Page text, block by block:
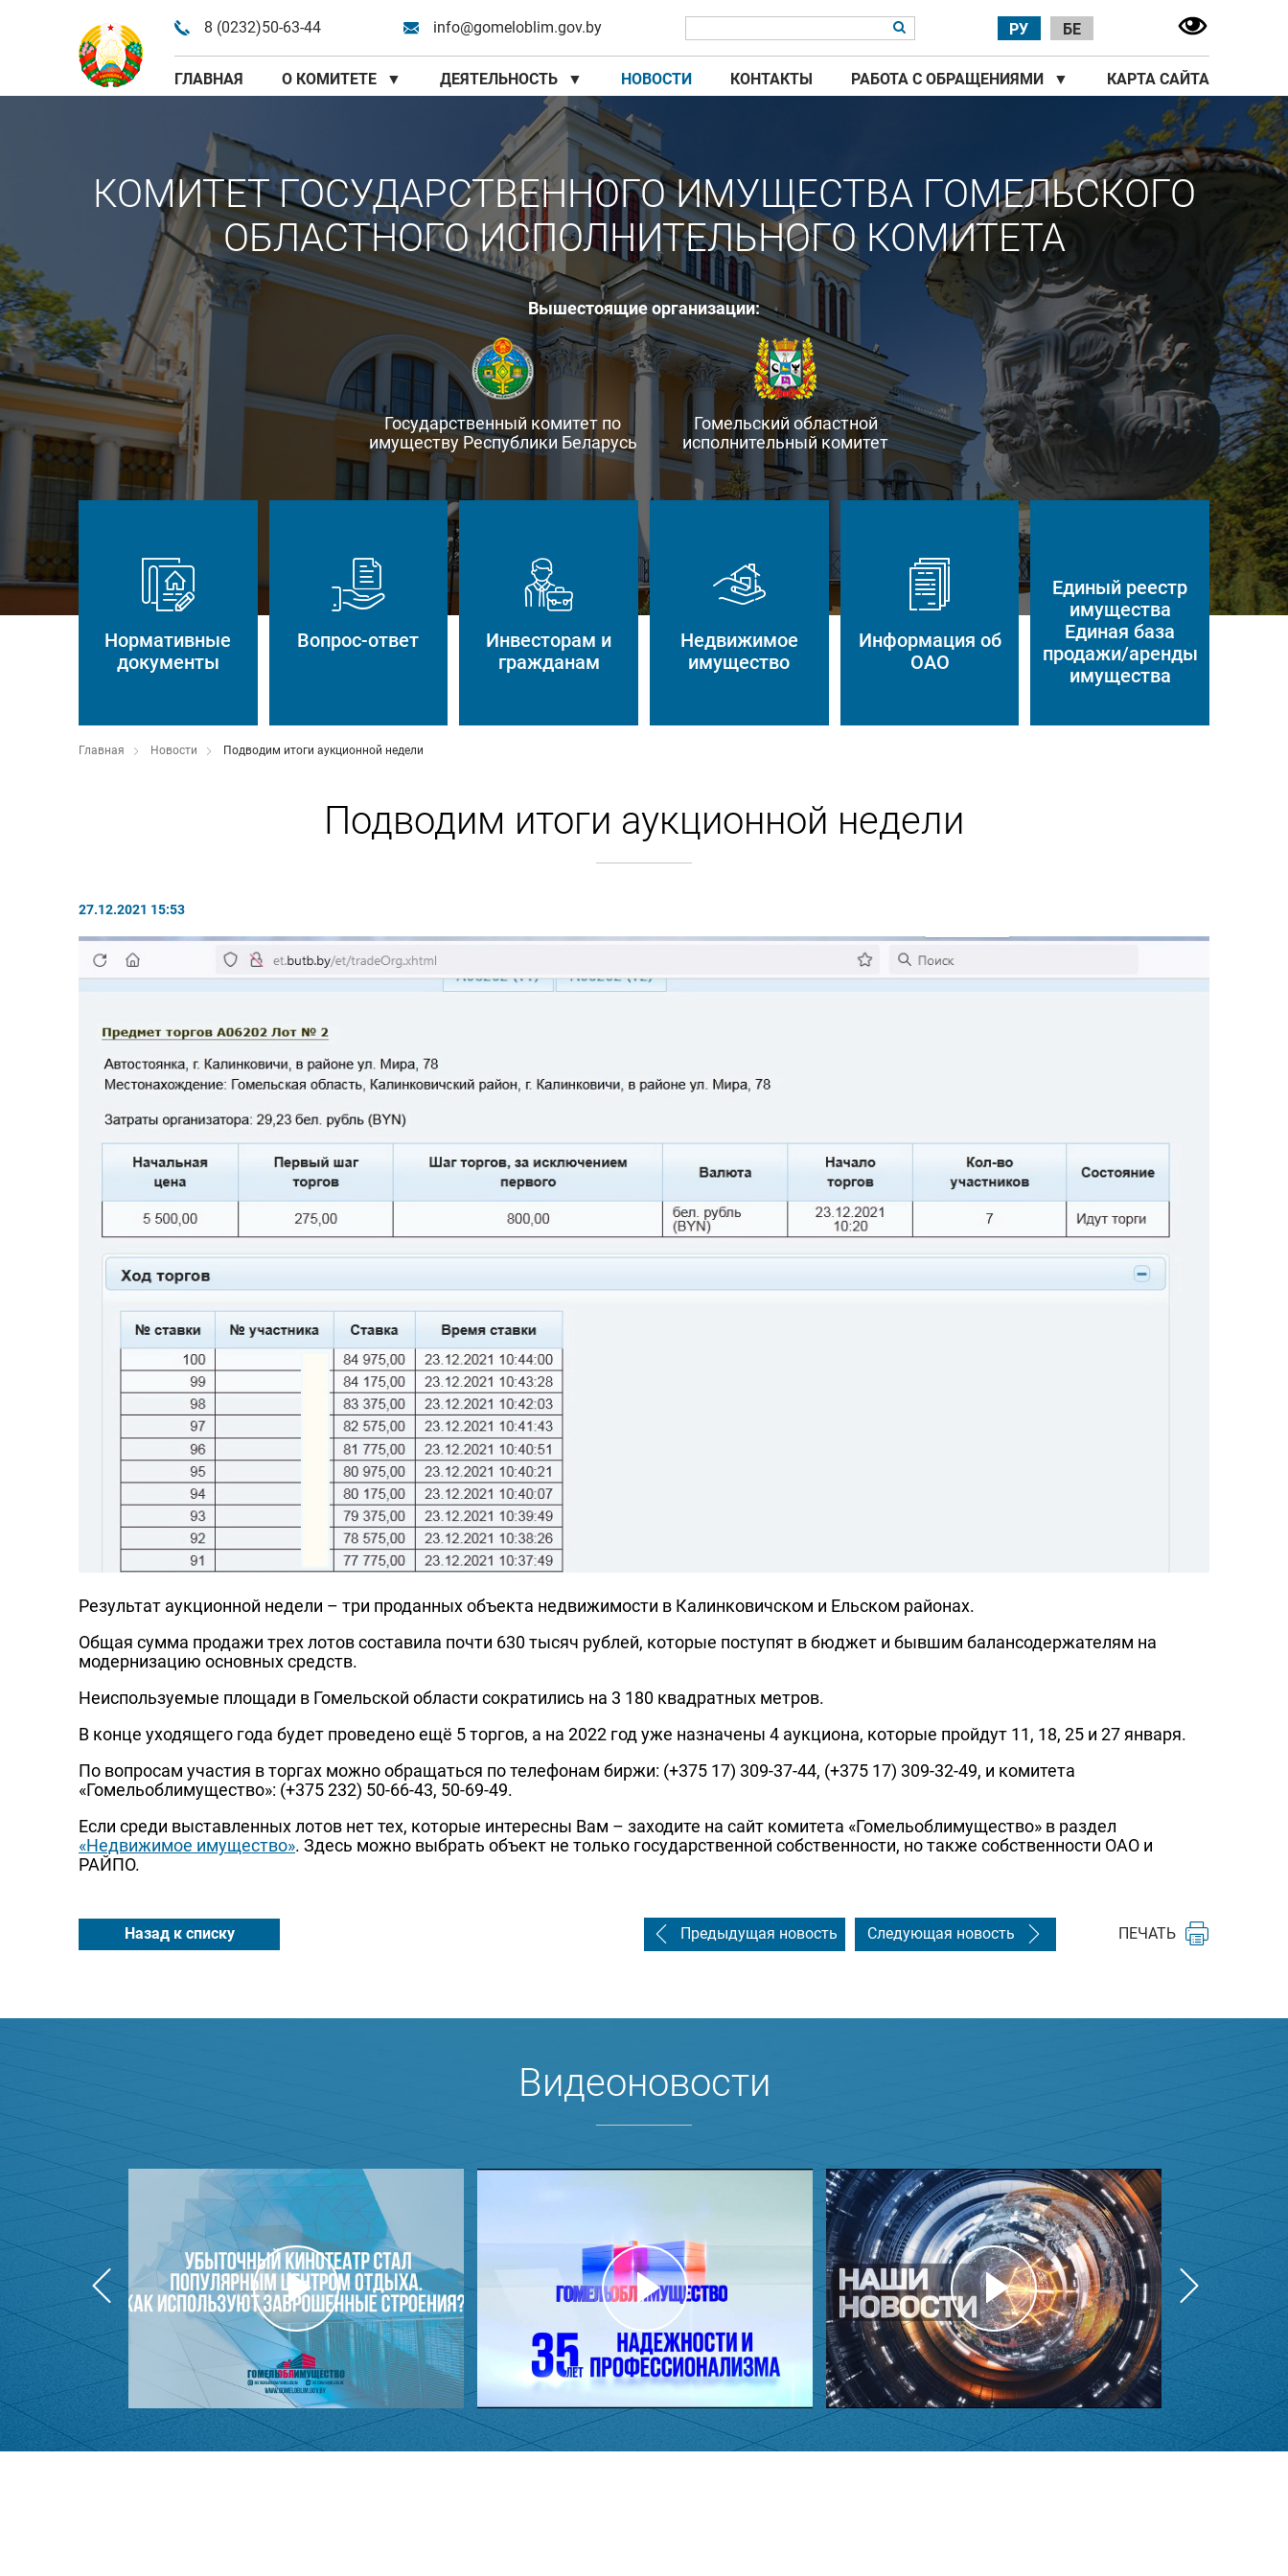
8 (0232)50-63-44 info@gomeloblim.gov.by РУ БЕ
ГЛАВНАЯ О КОМИТЕТЕ ▼ ДЕЯТЕЛЬНОСТЬ ▼ НОВОСТИ КОНТАКТЫ РАБОТА С ОБРАЩЕНИЯМИ ▼ КАРТА САЙТА
КОМИТЕТ ГОСУДАРСТВЕННОГО ИМУЩЕСТВА ГОМЕЛЬСКОГО
ОБЛАСТНОГО ИСПОЛНИТЕЛЬНОГО КОМИТЕТА
Вышестоящие организации:
Государственный комитет по
имуществу Республики Беларусь
Гомельский областной
исполнительный комитет
Нормативные
документы
Вопрос-ответ
Инвесторам и
гражданам
Недвижимое
имущество
Информация об
ОАО
Единый реестр
имущества
Единая база
продажи/аренды
имущества
Главная Новости Подводим итоги аукционной недели
Подводим итоги аукционной недели
27.12.2021 15:53
Результат аукционной недели – три проданных объекта недвижимости в Калинковичском и Ельском районах.
Общая сумма продажи трех лотов составила почти 630 тысяч рублей, которые поступят в бюджет и бывшим балансодержателям на
модернизацию основных средств.
Неиспользуемые площади в Гомельской области сократились на 3 180 квадратных метров.
В конце уходящего года будет проведено ещё 5 торгов, а на 2022 год уже назначены 4 аукциона, которые пройдут 11, 18, 25 и 27 января.
По вопросам участия в торгах можно обращаться по телефонам биржи: (+375 17) 309-37-44, (+375 17) 309-32-49, и комитета
«Гомельоблимущество»: (+375 232) 50-66-43, 50-69-49.
Если среди выставленных лотов нет тех, которые интересны Вам – заходите на сайт комитета «Гомельоблимущество» в раздел
«Недвижимое имущество». Здесь можно выбрать объект не только государственной собственности, но также собственности ОАО и
РАЙПО.
Назад к списку Предыдущая новость Следующая новость ПЕЧАТЬ
Видеоновости